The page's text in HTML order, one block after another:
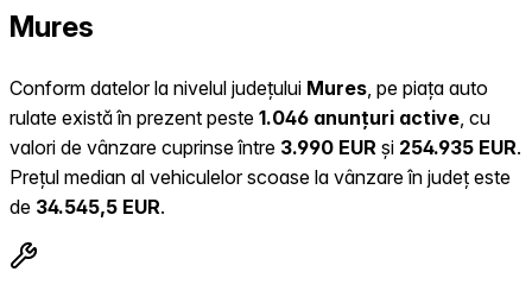
Mures
Conform datelor la nivelul județului Mures , pe piața auto
rulate există în prezent peste 1.046 anunțuri active , cu
valori de vânzare cuprinse între 3.990 EUR și 254.935 EUR.
Prețul median al vehiculelor scoase la vânzare în județ este
de 34.545,5 EUR.